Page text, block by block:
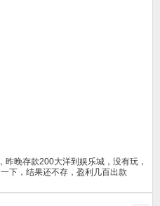
晚存款200大洋到娱乐城，没有玩，
下，结果还不存，盈利几百出款